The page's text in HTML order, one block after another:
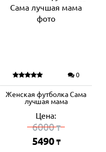
0
Женская футболка Сама
лучшая мама
Цена:
6000₸
5490 ₸